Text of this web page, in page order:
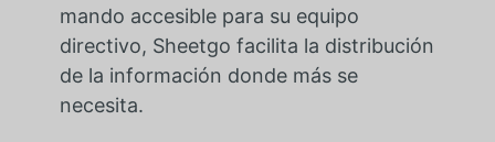
mando accesible para su equipo
directivo, Sheetgo facilita la distribución
de la información donde más se
necesita.